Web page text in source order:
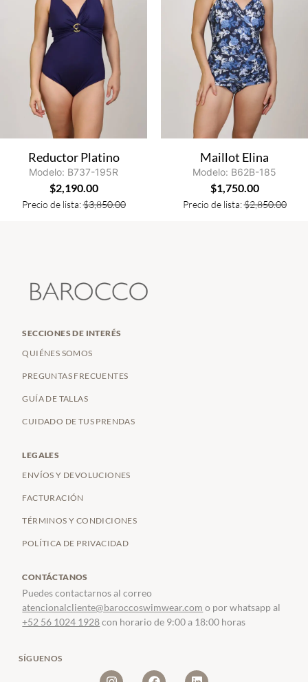
Reductor Platino
Modelo: B737-195R
$2,190.00
Precio de lista:$3,850.00
Maillot Elina
Modelo: B62B-185
$1,750.00
Precio de lista:$2,850.00
SECCIONES DE INTERÉS
QUIÉNES SOMOS
PREGUNTAS FRECUENTES
GUÍA DE TALLAS
CUIDADO DE TUS PRENDAS
LEGALES
ENVÍOS Y DEVOLUCIONES
FACTURACIÓN
TÉRMINOS Y CONDICIONES
POLÍTICA DE PRIVACIDAD
CONTÁCTANOS
Puedes contactarnos al correo
atencionalcliente@baroccoswimwear.com o por whatsapp al
+52 56 1024 1928con horario de 9:00 a 18:00 horas
SÍGUENOS